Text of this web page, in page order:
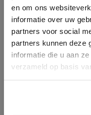
en om ons
informatie over uw
partners voor social
partners kunnen deze
informatie die u aan
verzameld op basis